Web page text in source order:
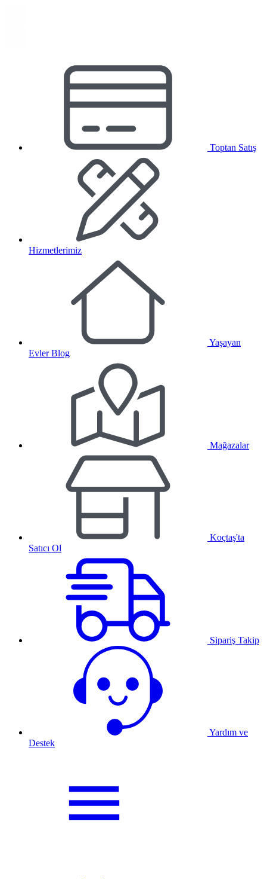
Toptan Satış
Hizmetlerimiz
Yaşayan
Evler Blog
Mağazalar
Koçtaş'ta
Satıcı Ol
Sipariş Takip
Yardım ve
Destek